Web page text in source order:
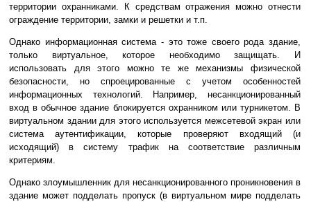
территории охранниками. К средствам отражения можно отнести
ограждение территории, замки и решетки и т.п.
Однако информационная система - это тоже своего рода здание,
только виртуальное, которое необходимо защищать. И
использовать для этого можно те же механизмы физической
безопасности, но спроецированные с учетом особенностей
информационных технологий. Например, несанкционированный
вход в обычное здание блокируется охранником или турникетом. В
виртуальном здании для этого используется межсетевой экран или
система аутентификации, которые проверяют входящий (и
исходящий) в систему трафик на соответствие различным
критериям.
Однако злоумышленник для несанкционированного проникновения в
здание может подделать пропуск (в виртуальном мире подделать